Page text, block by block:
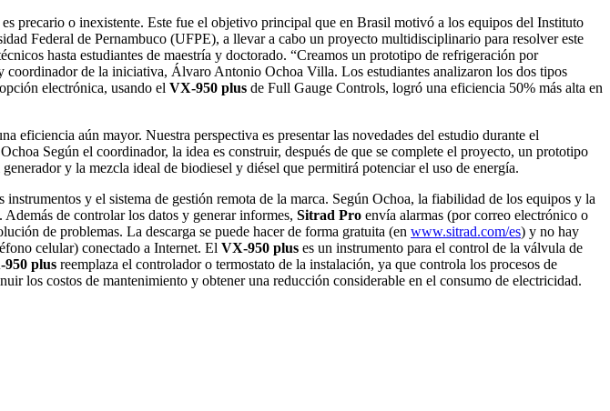
precario o inexistente. Este fue el objetivo principal que en Brasil motivó a los equipos del Instituto
Federal de Pernambuco (UFPE), a llevar a cabo un proyecto multidisciplinario para resolver este
hasta estudiantes de maestría y doctorado. “Creamos un prototipo de refrigeración por
de la iniciativa, Álvaro Antonio Ochoa Villa. Los estudiantes analizaron los dos tipos
electrónica, usando el VX-950 plus de Full Gauge Controls, logró una eficiencia 50% más alta en
eficiencia aún mayor. Nuestra perspectiva es presentar las novedades del estudio durante el
Según el coordinador, la idea es construir, después de que se complete el proyecto, un prototipo
y la mezcla ideal de biodiesel y diésel que permitirá potenciar el uso de energía.
y el sistema de gestión remota de la marca. Según Ochoa, la fiabilidad de los equipos y la
de controlar los datos y generar informes, Sitrad Pro envía alarmas (por correo electrónico o
de problemas. La descarga se puede hacer de forma gratuita (en www.sitrad.com/es) y no hay
celular) conectado a Internet. El VX-950 plus es un instrumento para el control de la válvula de
plus reemplaza el controlador o termostato de la instalación, ya que controla los procesos de
los costos de mantenimiento y obtener una reducción considerable en el consumo de electricidad.